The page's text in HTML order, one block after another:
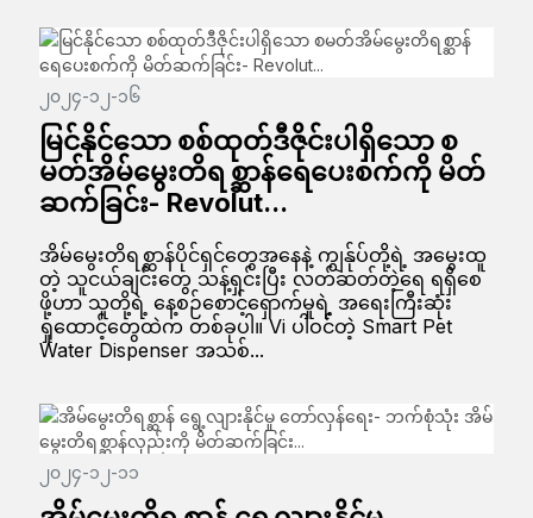
၂၀၂၄-၁၂-၁၆
မြင်နိုင်သော စစ်ထုတ်ဒီဇိုင်းပါရှိသော စ
မတ်အိမ်မွေးတိရစ္ဆာန်ရေပေးစက်ကို မိတ်
ဆက်ခြင်း- Revolut...
အိမ်မွေးတိရစ္ဆာန်ပိုင်ရှင်တွေအနေနဲ့ ကျွန်ုပ်တို့ရဲ့ အမွေးထူ
တဲ့ သူငယ်ချင်းတွေ သန့်ရှင်းပြီး လတ်ဆတ်တဲ့ရေ ရရှိစေ
ဖို့ဟာ သူတို့ရဲ့ နေ့စဉ်စောင့်ရှောက်မှုရဲ့ အရေးကြီးဆုံး
ရှုထောင့်တွေထဲက တစ်ခုပါ။ Vi ပါဝင်တဲ့ Smart Pet
Water Dispenser အသစ်...
၂၀၂၄-၁၂-၁၁